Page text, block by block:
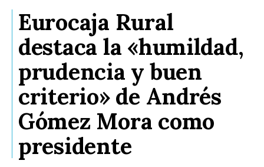
Eurocaja Rural
destaca la «humildad,
prudencia y buen
criterio» de Andrés
Gómez Mora como
presidente